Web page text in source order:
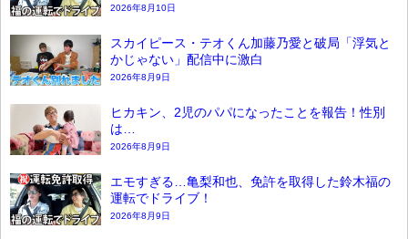
2026年8月10日
スカイピース・テオくん加藤乃愛と破局「浮気と
かじゃない」配信中に激白
2026年8月9日
ヒカキン、2児のパパになったことを報告！性別
は…
2026年8月9日
エモすぎる…亀梨和也、免許を取得した鈴木福の
運転でドライブ！
2026年8月9日